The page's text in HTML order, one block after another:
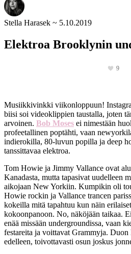
Stella Harasek ~ 5.10.2019
Elektroa Brooklynin
9
Musiikkivinkki viikonloppuun!
biisi soi videoklippien taustalla, joten
arvoinen. Bob Moses ei nimestään
profeetallinen poptähti, vaan
indierokilla, 80-luvun popilla ja deep
tanssittavaa elektroa.
Tom Howie ja Jimmy Vallance ovat
Kanadasta, mutta tapasivat uudelleen
aikojaan New Yorkiin. Kumpikin oli
Howie rockin ja Vallance trancen
kokeilla mitä tapahtuu kun näin
kokoonpanoon. No, näköjään taikaa.
enää missään undergroundissa, vaan
festareita ja voittavat Grammyja.
edelleen, toivottavasti osun joskus